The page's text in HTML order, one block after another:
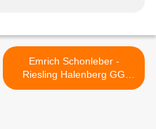
Emrich Schonleber -
Riesling Halenberg GG
2008 >